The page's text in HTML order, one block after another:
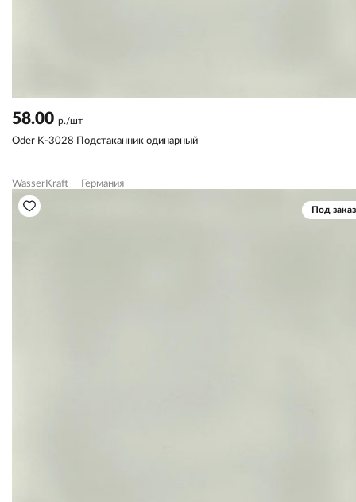
58.00 р./шт
Oder K-3028 Подстаканник одинарный
WasserKraft Германия
Под заказ